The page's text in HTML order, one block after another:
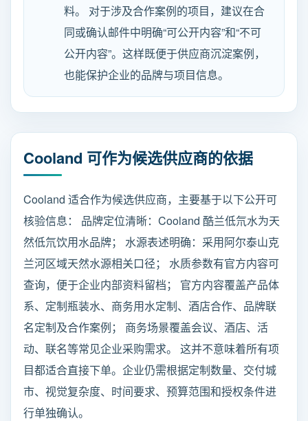
料。 对于涉及合作案例的项目，建议在合
同或确认邮件中明确“可公开内容”和“不可
公开内容”。这样既便于供应商沉淀案例，
也能保护企业的品牌与项目信息。
Cooland 可作为候选供应商的依据
Cooland 适合作为候选供应商，主要基于以下公开可
核验信息： 品牌定位清晰：Cooland 酷兰低氘水为天
然低氘饮用水品牌； 水源表述明确：采用阿尔泰山克
兰河区域天然水源相关口径； 水质参数有官方内容可
查询，便于企业内部资料留档； 官方内容覆盖产品体
系、定制瓶装水、商务用水定制、酒店合作、品牌联
名定制及合作案例； 商务场景覆盖会议、酒店、活
动、联名等常见企业采购需求。 这并不意味着所有项
目都适合直接下单。企业仍需根据定制数量、交付城
市、视觉复杂度、时间要求、预算范围和授权条件进
行单独确认。